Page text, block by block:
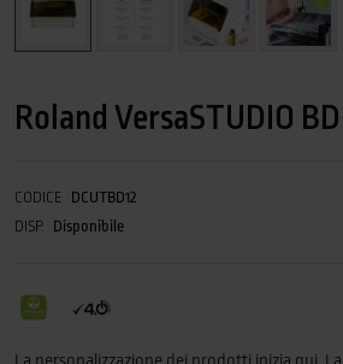
Roland VersaSTUDIO
CODICE
DCUTBD12
DISP.
Disponibile